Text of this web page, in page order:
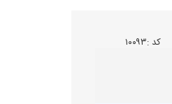
كد :۱۰۰۹۳